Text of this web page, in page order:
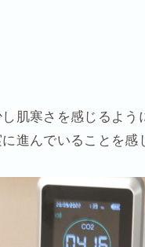
肌寒さを感じるよ
進んでいることを感